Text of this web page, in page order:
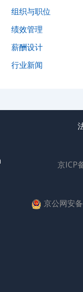
组织与职位
绩效管理
薪酬设计
行业新闻
京ICP
京公网安